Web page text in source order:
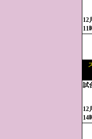
12
11
試
12
14